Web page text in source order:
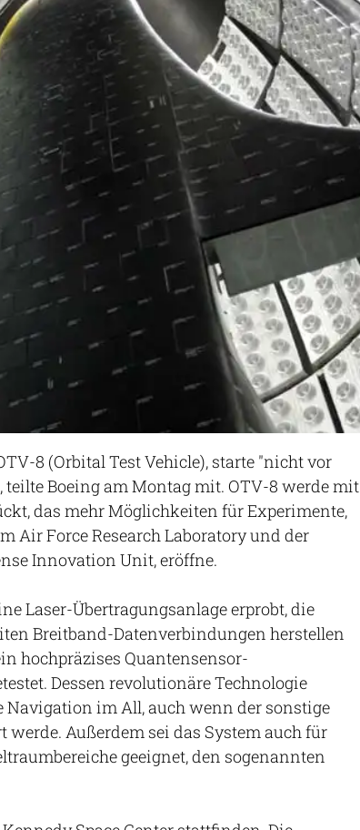
8 (Orbital Test Vehicle), starte "nicht vor
teilte Boeing am Montag mit. OTV-8 werde mit
das mehr Möglichkeiten für Experimente,
Air Force Research Laboratory und der
Innovation Unit, eröffne.
Laser-Übertragungsanlage erprobt, die
Breitband-Datenverbindungen herstellen
hochpräzises Quantensensor-
Dessen revolutionäre Technologie
Navigation im All, auch wenn der sonstige
werde. Außerdem sei das System auch für
geeignet, den sogenannten